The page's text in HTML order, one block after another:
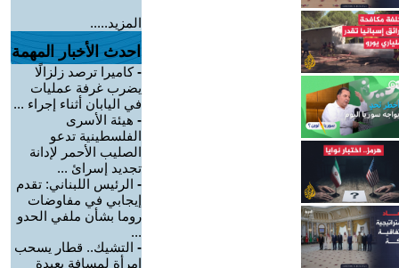
المزيد.....
احدث الأخبار المهمة
-كاميرا ترصد زلزالًا
يضرب غرفة عمليات
في اليابان أثناء إجراء ...
- هيئة الأسرى
الفلسطينية تدعو
الصليب الأحمر لإدانة
تجديد إسرائ ...
- الرئيس اللبناني: تقدم
إيجابي في مفاوضات
روما بشأن ملفي الحدو
...
- التشيك.. قطار يسحب
امرأة لمسافة بعيدة